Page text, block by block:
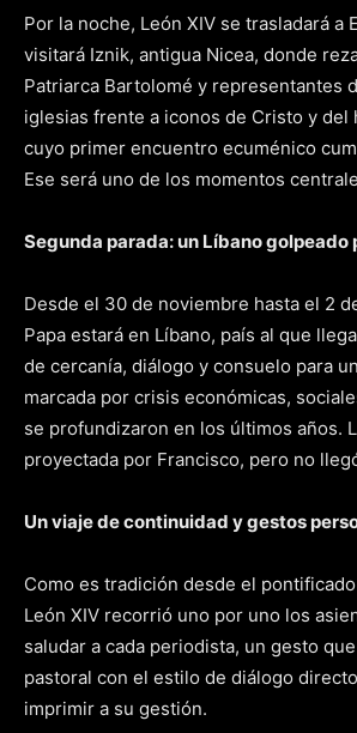
Por la noche, León XIV se trasladará a
visitará Iznik, antigua Nicea, donde
Patriarca Bartolomé y representantes
iglesias frente a iconos de Cristo y del
cuyo primer encuentro ecuménico
Ese será uno de los momentos
Segunda parada: un Líbano golpeado
Desde el 30 de noviembre hasta el 2
Papa estará en Líbano, país al que
de cercanía, diálogo y consuelo para
marcada por crisis económicas,
se profundizaron en los últimos años.
proyectada por Francisco, pero no
Un viaje de continuidad y gestos
Como es tradición desde el
León XIV recorrió uno por uno los
saludar a cada periodista, un gesto
pastoral con el estilo de diálogo
imprimir a su gestión.